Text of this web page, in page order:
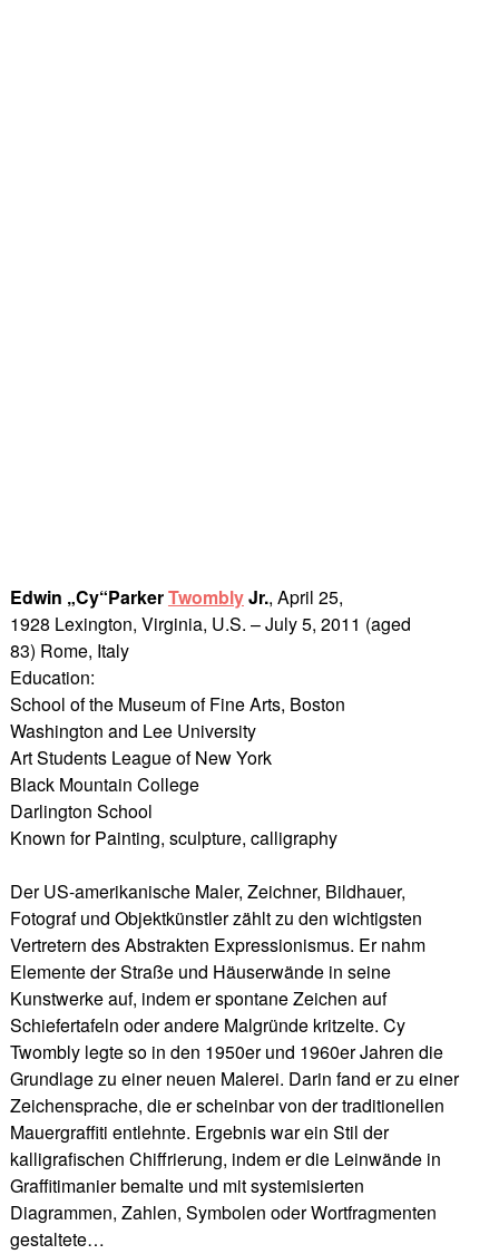
Edwin „Cy“ParkerTwomblyJr., April 25,
1928 Lexington, Virginia, U.S. – July 5, 2011 (aged
83) Rome, Italy
Education:
School of the Museum of Fine Arts, Boston
Washington and Lee University
Art Students League of New York
Black Mountain College
Darlington School
Known for Painting, sculpture, calligraphy
Der US-amerikanische Maler, Zeichner, Bildhauer,
Fotograf und Objektkünstler zählt zu den wichtigsten
Vertretern des Abstrakten Expressionismus. Er nahm
Elemente der Straße und Häuserwände in seine
Kunstwerke auf, indem er spontane Zeichen auf
Schiefertafeln oder andere Malgründe kritzelte. Cy
Twombly legte so in den 1950er und 1960er Jahren die
Grundlage zu einer neuen Malerei. Darin fand er zu einer
Zeichensprache, die er scheinbar von der traditionellen
Mauergraffiti entlehnte. Ergebnis war ein Stil der
kalligrafischen Chiffrierung, indem er die Leinwände in
Graffitimanier bemalte und mit systemisierten
Diagrammen, Zahlen, Symbolen oder Wortfragmenten
gestaltete…